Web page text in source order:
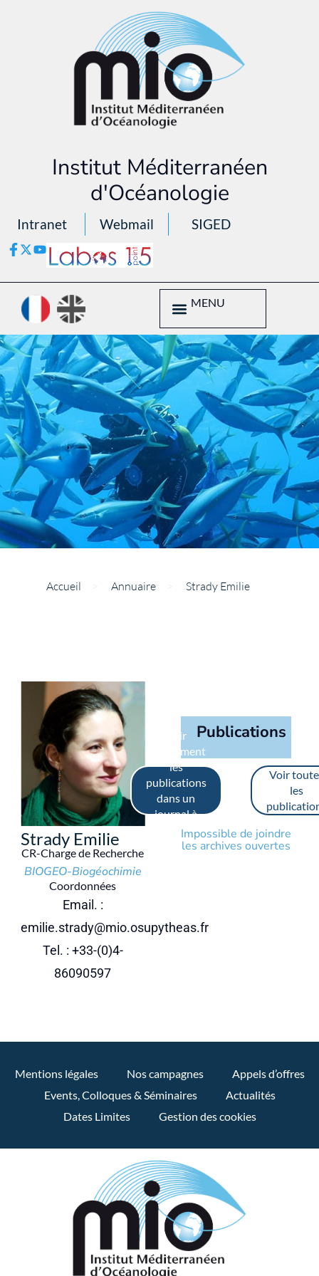
Institut Méditerranéen
d'Océanologie
Intranet Webmail SIGED
MENU
Accueil Annuaire Strady Emilie
Strady Emilie
CR-Charge de Recherche
BIOGEO-Biogéochimie
Coordonnées
Email. :
emilie.strady@mio.osupytheas.fr
Tel. : +33-(0)4-
86090597
Publications
Voir
uniquement
les
publications
dans un
journal à
comité de
lecture
Voir
les
Impossible de joindre
les archives ouvertes
Mentions légales Nos campagnes
Appels d’offres
Events, Colloques & Séminaires
Actualités
Dates Limites
Gestion des cookies